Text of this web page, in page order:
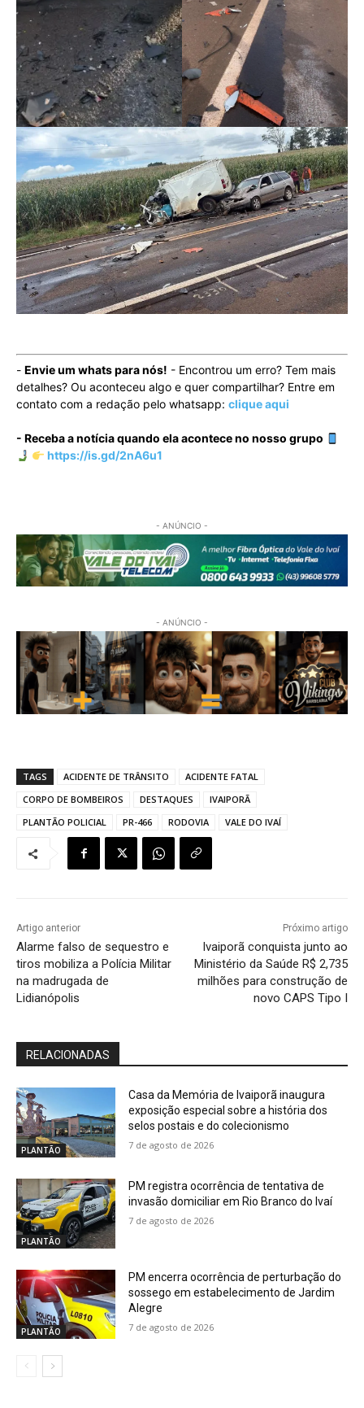
- Envie um whats para nós! - Encontrou um erro? Tem mais
detalhes? Ou aconteceu algo e quer compartilhar? Entre em
contato com a redação pelo whatsapp: clique aqui
- Receba a notícia quando ela acontece no nosso grupo
https://is.gd/2nA6u1
- ANÚNCIO -
- ANÚNCIO -
TAGS ACIDENTE DE TRÂNSITO
ACIDENTE FATAL
CORPO DE BOMBEIROS
DESTAQUES
IVAIPORÃ
PLANTÃO POLICIAL
PR-466 RODOVIA VALE DO IVAÍ
Artigo anterior
Alarme falso de sequestro e
tiros mobiliza a Polícia Militar
na madrugada de
Lidianópolis
Próximo artigo
Ivaiporã conquista junto ao
Ministério da Saúde R$ 2,735
milhões para construção de
novo CAPS Tipo I
RELACIONADAS
PLANTÃO
Casa da Memória de Ivaiporã inaugura
exposição especial sobre a história dos
selos postais e do colecionismo
7 de agosto de 2026
PLANTÃO
PM registra ocorrência de tentativa de
invasão domiciliar em Rio Branco do Ivaí
7 de agosto de 2026
PLANTÃO
PM encerra ocorrência de perturbação do
sossego em estabelecimento de Jardim
Alegre
7 de agosto de 2026